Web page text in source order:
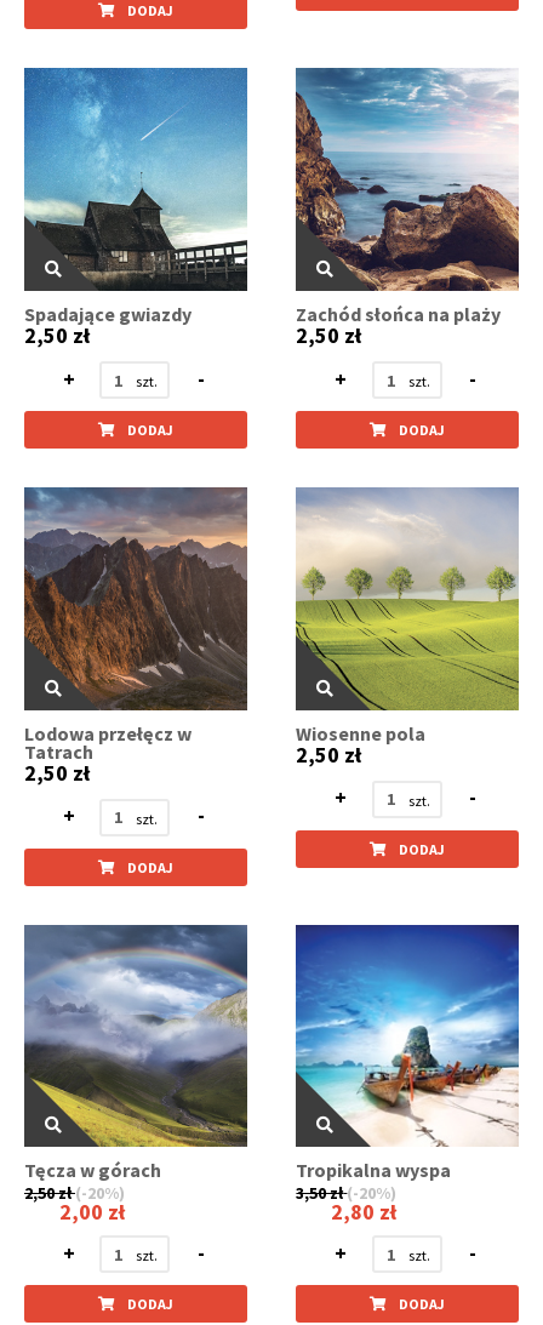
DODAJ
Spadające gwiazdy
2,50 zł
+
-
DODAJ
Zachód słońca na plaży
2,50 zł
+
-
DODAJ
Lodowa przełęcz w
Tatrach
2,50 zł
+
-
DODAJ
Wiosenne pola
2,50 zł
+
-
DODAJ
Tęcza w górach
2,50 zł (-20%)
2,00 zł
+
-
DODAJ
Tropikalna wyspa
3,50 zł(-20%)
2,80 zł
+
-
DODAJ